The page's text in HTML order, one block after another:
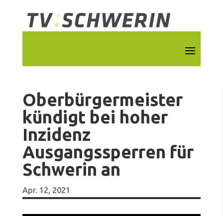
Oberbürgermeister
kündigt bei hoher
Inzidenz
Ausgangssperren für
Schwerin an
Apr. 12, 2021